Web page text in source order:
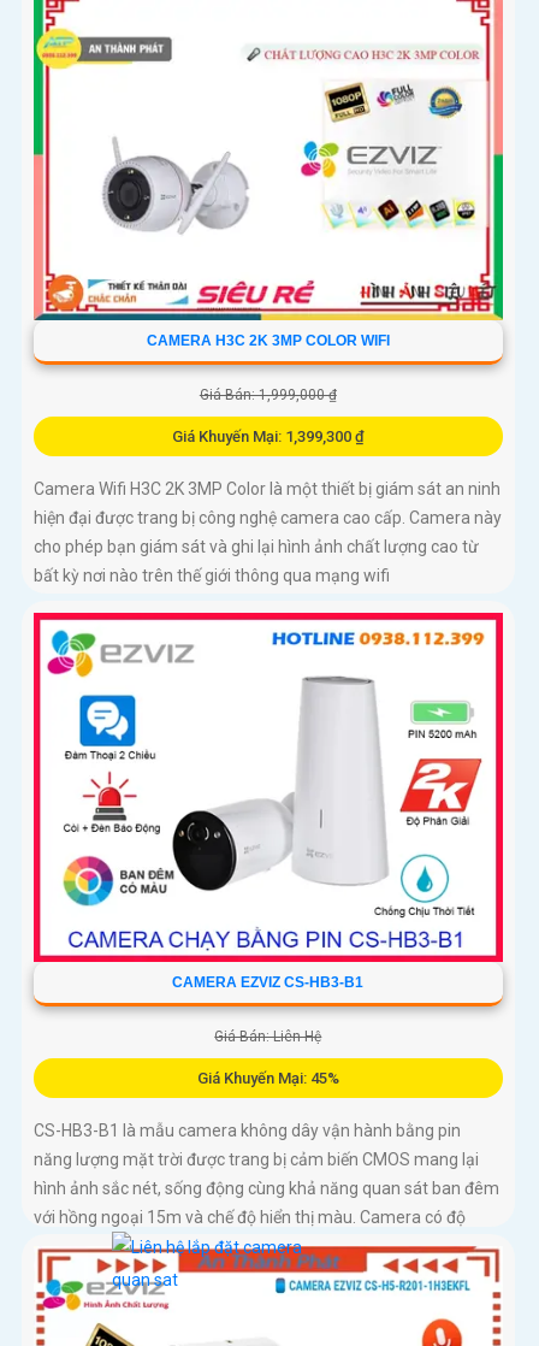
CAMERA H3C 2K 3MP COLOR WIFI
Giá Bán: 1,999,000 ₫
Giá Khuyến Mại: 1,399,300 ₫
Camera Wifi H3C 2K 3MP Color là một thiết bị giám sát an ninh
hiện đại được trang bị công nghệ camera cao cấp. Camera này
cho phép bạn giám sát và ghi lại hình ảnh chất lượng cao từ
bất kỳ nơi nào trên thế giới thông qua mạng wifi
CAMERA EZVIZ CS-HB3-B1
Giá Bán: Liên Hệ
Giá Khuyến Mại: 45%
CS-HB3-B1 là mẫu camera không dây vận hành bằng pin
năng lượng mặt trời được trang bị cảm biến CMOS mang lại
hình ảnh sắc nét, sống động cùng khả năng quan sát ban đêm
với hồng ngoại 15m và chế độ hiển thị màu. Camera có độ
phân giải 3